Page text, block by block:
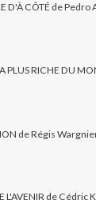
D'À CÔTÉ de Pedro
PLUS RICHE DU
de Régis
L'AVENIR de Cédric